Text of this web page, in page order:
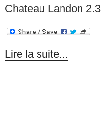
Chateau Landon 2.3
Lire la suite...